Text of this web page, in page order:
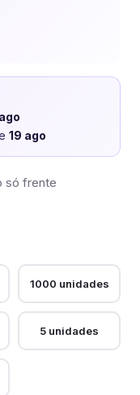
19 ago
só frente
1000 unidades
5 unidades